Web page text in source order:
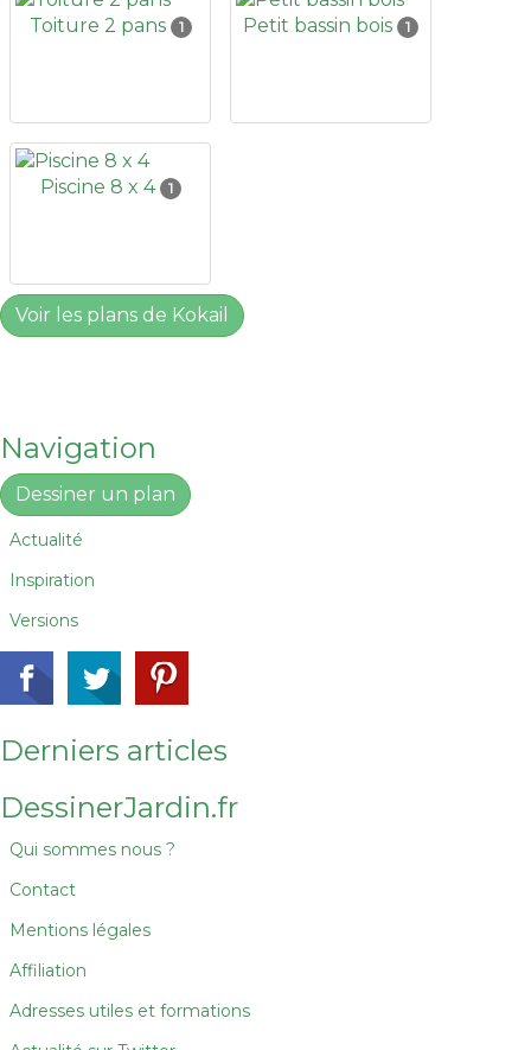
Toiture 2 pans 1 Petit bassin bois 1
Piscine 8 x 4 1
Voir les plans de Kokail
Navigation
Dessiner un plan
Actualité
Inspiration
Versions
Derniers articles
DessinerJardin.fr
Qui sommes nous ?
Contact
Mentions légales
Affiliation
Adresses utiles et formations